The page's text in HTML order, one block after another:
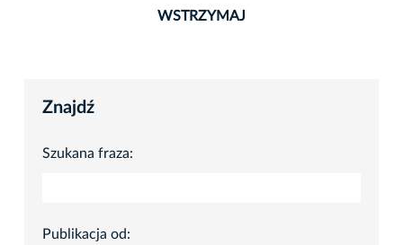
WSTRZYMAJ
Znajdź
Szukana fraza:
Publikacja od: